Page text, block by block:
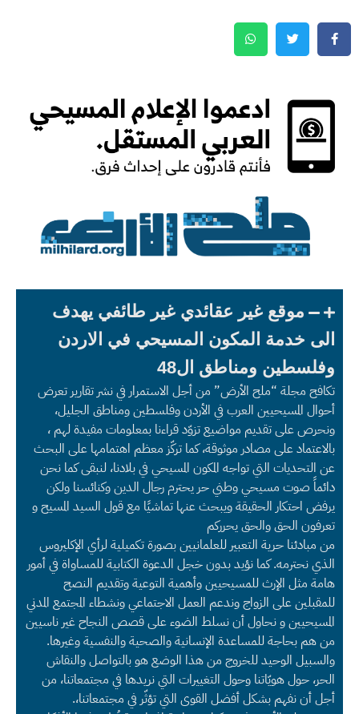
موقع غير عقائدي غير طائفي يهدف
الى خدمة المكون المسيحي في الاردن
وفلسطين ومناطق ال48
تكافح مجلة “ملح الأرض” من أجل الاستمرار في نشر تقارير تعرض
أحوال المسيحيين العرب في الأردن وفلسطين ومناطق الجليل،
ونحرص على تقديم مواضيع تزوّد قراءنا بمعلومات مفيدة لهم ،
بالاعتماد على مصادر موثوقة، كما تركّز معظم اهتمامها على البحث
عن التحديات التي تواجه المكون المسيحي في بلادنا، لنبقى كما نحن
دائماً صوت مسيحي وطني حر يحترم رجال الدين وكنائسنا ولكن
يرفض احتكار الحقيقة ويبحث عنها تماشيًا مع قول السيد المسيح و
تعرفون الحق والحق يحرركم
من مبادئنا حرية التعبير للعلمانيين بصورة تكميلية لرأي الإكليروس
الذي نحترمه. كما نؤيد بدون خجل الدعوة الكتابية للمساواة في أمور
هامة مثل الإرث للمسيحيين وأهمية التوعية وتقديم النصح
للمقبلين على الزواج وندعم العمل الاجتماعي ونشطاء المجتمع المدني
المسيحيين و نحاول أن نسلط الضوء على قصص النجاح غير ناسيين
من هم بحاجة للمساعدة الإنسانية والصحية والنفسية وغيرها.
والسبيل الوحيد للخروج من هذا الوضع هو بالتواصل والنقاش
الحر، حول هويّاتنا وحول التغييرات التي نريدها في مجتمعاتنا، من
أجل أن نفهم بشكل أفضل القوى التي تؤثّر في مجتمعاتنا،.